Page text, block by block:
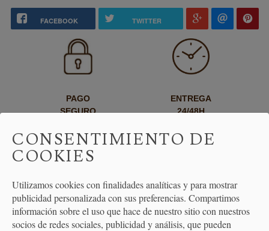
FACEBOOK TWITTER
PAGO
SEGURO
ENTREGA
24/48H
ENVÍO GRATUITO
DEVOLUCIONES
CONSENTIMIENTO DE
COOKIES
Utilizamos cookies con finalidades analíticas y para mostrar
publicidad personalizada con sus preferencias. Compartimos
información sobre el uso que hace de nuestro sitio con nuestros
socios de redes sociales, publicidad y análisis, que pueden